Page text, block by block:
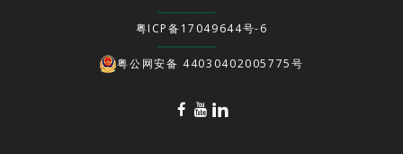
粤ICP备17049644号-6
粤公网安备 44030402005775号